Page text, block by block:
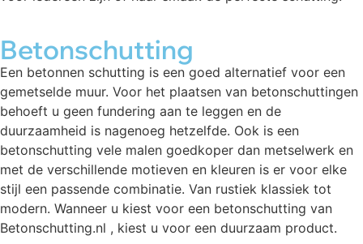
Betonschutting
Een betonnen schutting is een goed alternatief voor een
gemetselde muur. Voor het plaatsen van betonschuttingen
behoeft u geen fundering aan te leggen en de
duurzaamheid is nagenoeg hetzelfde. Ook is een
betonschutting vele malen goedkoper dan metselwerk en
met de verschillende motieven en kleuren is er voor elke
stijl een passende combinatie. Van rustiek klassiek tot
modern. Wanneer u kiest voor een betonschutting van
Betonschutting.nl , kiest u voor een duurzaam product.